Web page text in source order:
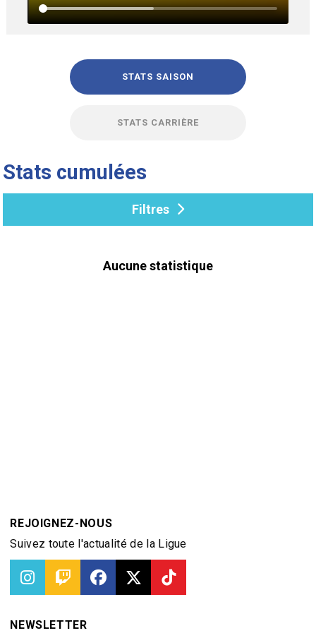
STATS SAISON
STATS CARRIÈRE
Stats cumulées
Filtres
Aucune statistique
REJOIGNEZ-NOUS
Suivez toute l'actualité de la Ligue
NEWSLETTER